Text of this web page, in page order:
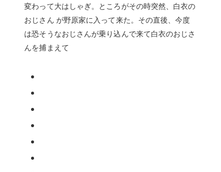
変わって大はしゃぎ。ところがその時突然、白衣の
おじさん が野原家に入って来た。その直後、今度
は恐そうなおじさんが乗り込んで来て白衣のおじさ
んを捕まえて